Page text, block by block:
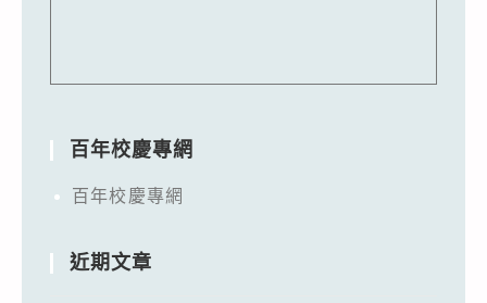
百年校慶專網
百年校慶專網
近期文章